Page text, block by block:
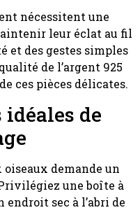
nécessitent une
leur éclat au fil
et des gestes simples
de l’argent 925
ces pièces délicates.
de
demande un
une boîte à
endroit sec à l’abri de